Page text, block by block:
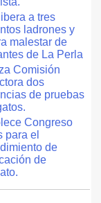
a tres
ladrones y
malestar de
de La Perla
Comisión
dos
de pruebas
Congreso
para el
de
de